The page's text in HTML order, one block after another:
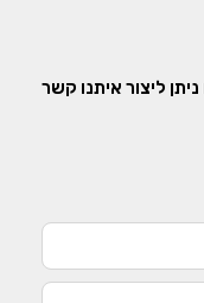
ליצור איתנו קשר